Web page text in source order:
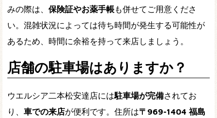
みの際は、 保険証やお薬手帳も併せてご用意くださ
い。混雑状況によっては待ち時間が発生する可能性が
あるため、時間に余裕を持って来店しましょう。
店舗の駐車場はありますか？
ウエルシア二本松安達店には駐車場が完備されてお
り、 車での来店が便利です。住所は〒969-1404 福島